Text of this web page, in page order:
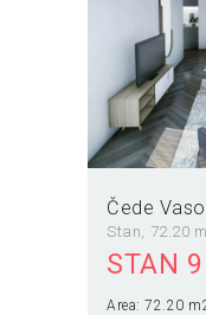
Čede
Stan 72.20
STAN 9
Area: 72.20